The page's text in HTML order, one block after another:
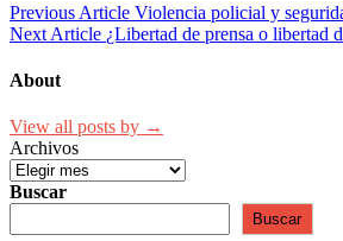
Previous Article Violencia policial y
Next Article ¿Libertad de prensa o libertad
About
View all posts by →
Archivos
Buscar
Buscar